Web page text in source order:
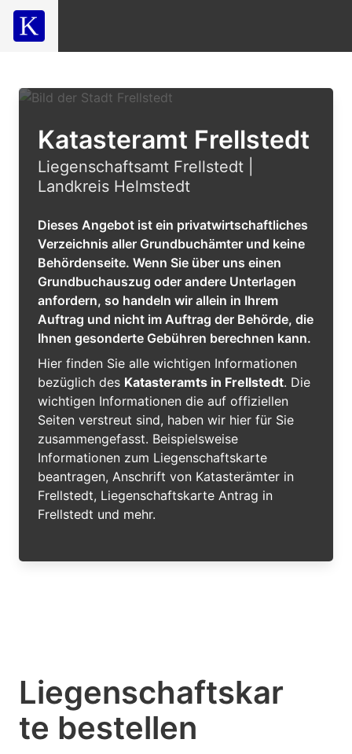
Katasteramt Frellstedt
Liegenschaftsamt Frellstedt |
Landkreis Helmstedt
Dieses Angebot ist ein privatwirtschaftliches
Verzeichnis aller Grundbuchämter und keine
Behördenseite. Wenn Sie über uns einen
Grundbuchauszug oder andere Unterlagen
anfordern, so handeln wir allein in Ihrem
Auftrag und nicht im Auftrag der Behörde, die
Ihnen gesonderte Gebühren berechnen kann.
Hier finden Sie alle wichtigen Informationen
bezüglich des Katasteramts in Frellstedt. Die
wichtigen Informationen die auf offiziellen
Seiten verstreut sind, haben wir hier für Sie
zusammengefasst. Beispielsweise
Informationen zum Liegenschaftskarte
beantragen, Anschrift von Katasterämter in
Frellstedt, Liegenschaftskarte Antrag in
Frellstedt und mehr.
Liegenschaftskar
te bestellen